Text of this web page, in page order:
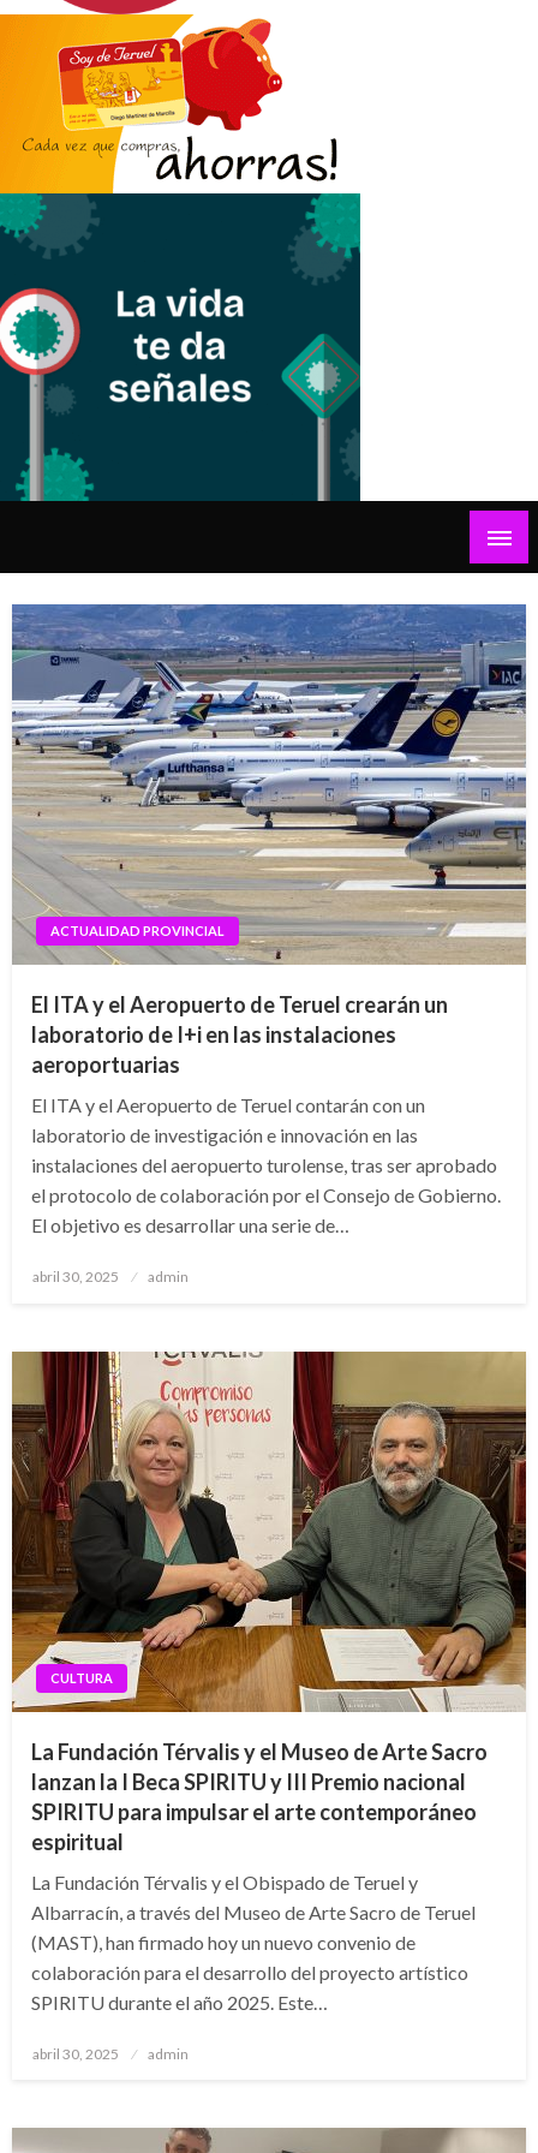
ACTUALIDAD PROVINCIAL
El ITA y el Aeropuerto de Teruel crearán un
laboratorio de I+i en las instalaciones
aeroportuarias
El ITA y el Aeropuerto de Teruel contarán con un
laboratorio de investigación e innovación en las
instalaciones del aeropuerto turolense, tras ser aprobado
el protocolo de colaboración por el Consejo de Gobierno.
El objetivo es desarrollar una serie de…
Publicado
abril 30, 2025 admin
CULTURA
La Fundación Térvalis y el Museo de Arte Sacro
lanzan la I Beca SPIRITU y III Premio nacional
SPIRITU para impulsar el arte contemporáneo
espiritual
La Fundación Térvalis y el Obispado de Teruel y
Albarracín, a través del Museo de Arte Sacro de Teruel
(MAST), han firmado hoy un nuevo convenio de
colaboración para el desarrollo del proyecto artístico
SPIRITU durante el año 2025. Este…
Publicado
abril 30, 2025 admin